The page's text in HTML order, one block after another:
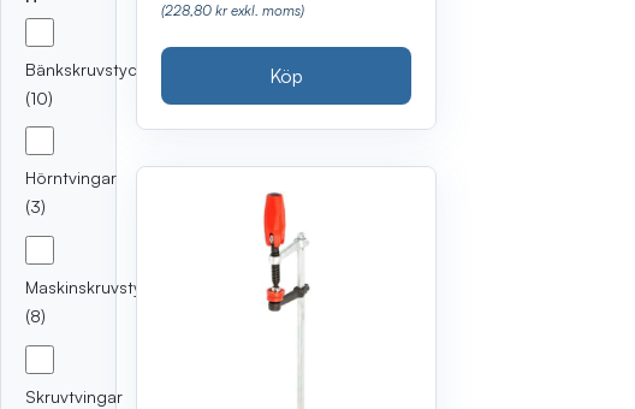
Bänkskruvstycken
(10)
Hörntvingar
(3)
Maskinskruvstycken
(8)
Skruvtvingar
(228,80 kr exkl. moms)
Köp